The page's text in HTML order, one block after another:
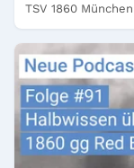
TSV 1860